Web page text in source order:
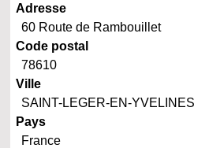
Adresse
60 Route de Rambouillet
Code postal
78610
Ville
SAINT-LEGER-EN-YVELINES
Pays
France